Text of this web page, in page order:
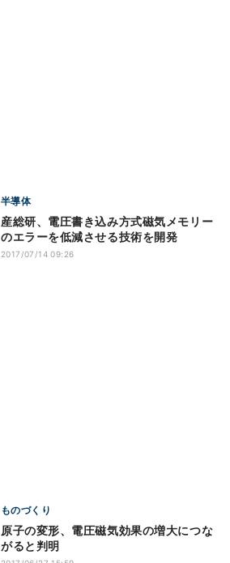
半導体
産総研、電圧書き込み方式磁気メモリー
のエラーを低減させる技術を開発
2017/07/14 09:26
ものづくり
原子の変形、電圧磁気効果の増大につな
がると判明